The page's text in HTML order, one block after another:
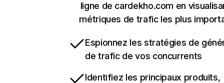
ligne de cardekho.com en
métriques de trafic les plus
Espionnez les stratégies de
de trafic de vos concurrents
Identifiez les principaux produits,